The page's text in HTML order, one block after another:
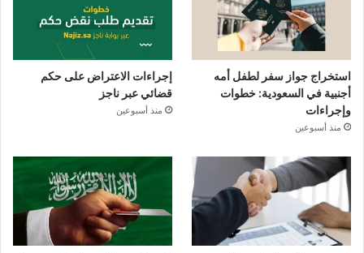
استخراج جواز سفر لطفل أمه
أجنبية في السعودية: خطوات
وإجراءات
منذ أسبوعين
إجراءات الاعتراض على حكم
قضائي عبر ناجز
منذ أسبوعين